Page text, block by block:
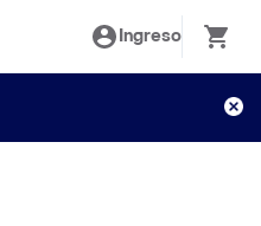
Ingreso